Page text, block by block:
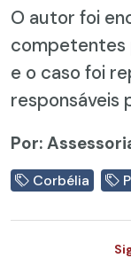
O autor foi
competentes
e o caso foi
responsáveis
Por:
Corbélia